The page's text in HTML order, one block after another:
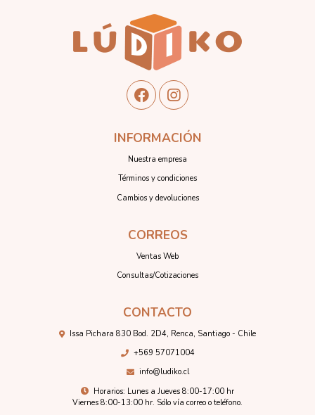
INFORMACIÓN
Nuestra empresa
Términos y condiciones
Cambios y devoluciones
CORREOS
Ventas Web
Consultas/Cotizaciones
CONTACTO
Issa Pichara 830 Bod. 2D4, Renca, Santiago - Chile
+569 57071004
info@ludiko.cl
Horarios: Lunes a Jueves 8:00-17:00 hr
Viernes 8:00-13:00 hr. Sólo vía correo o teléfono.